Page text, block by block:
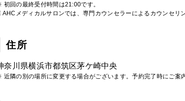
初回の最終受付時間は21:00です。
AHCメディカルサロンでは、専門カウンセラーによるカウンセリ
住所
奈川県横浜市都筑区茅ケ崎中央
近隣の別の場所に変更する場合がございます。予約完了時にご案